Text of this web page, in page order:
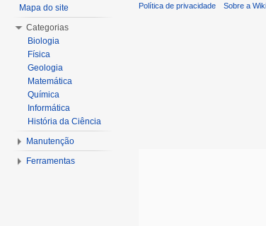
Mapa do site
Categorias
Biologia
Física
Geologia
Matemática
Química
Informática
História da Ciência
Manutenção
Ferramentas
Política de privacidade Sobre a